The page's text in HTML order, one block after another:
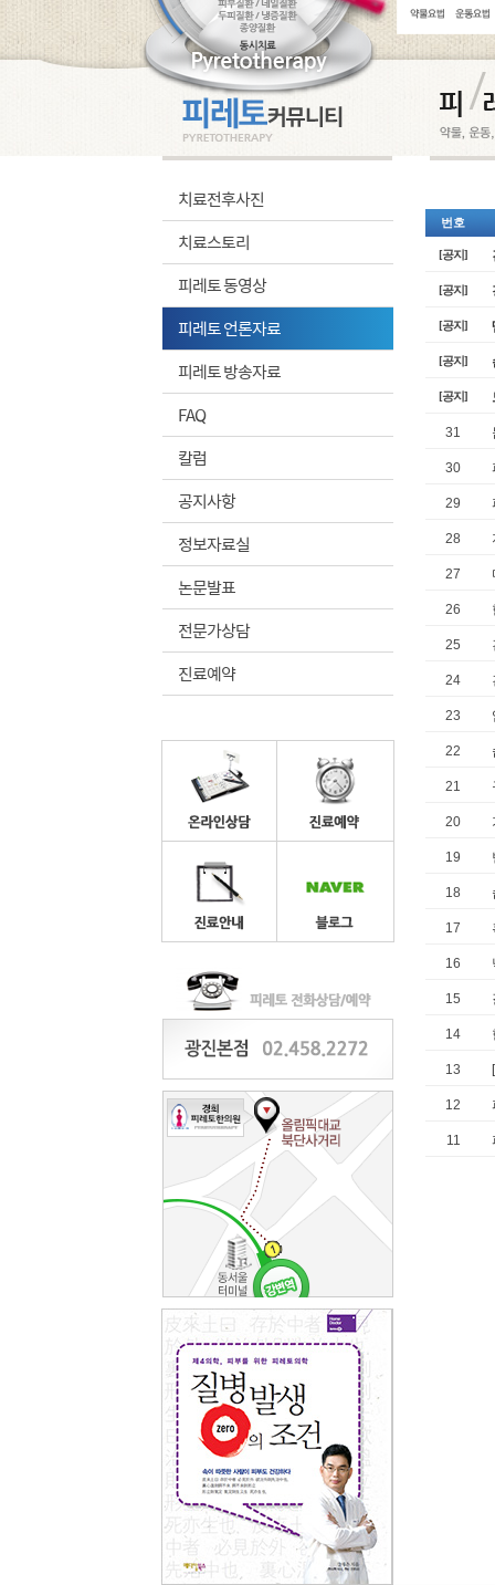
치료전후사진
치료스토리
피레토 동영상
피레토 언론자료
피레토 방송자료
FAQ
칼럼
공지사항
정보자료실
논문발표
전문가상담
진료예약
번호
[공지]
[공지]
[공지]
[공지]
[공지]
31
30
29
28
27
26
25
24
23
22
21
20
19
18
17
16
15
14
13
12
11